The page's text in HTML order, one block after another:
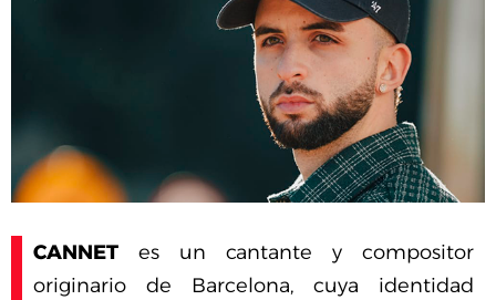
CANNET es un cantante y compositor
originario de Barcelona, cuya identidad